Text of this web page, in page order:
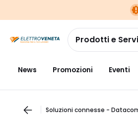
navigazionealla
pagina
Prodotti e
News Promozioni Eventi
Soluzioni connesse -